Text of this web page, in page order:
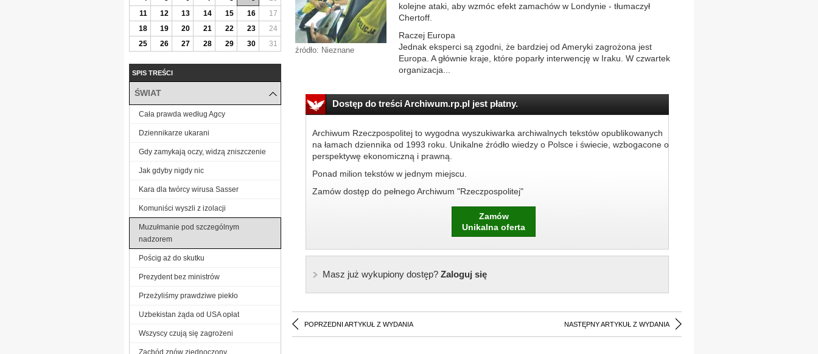
źródło: Nieznane
kolejne ataki, aby wzmóc efekt zamachów w Londynie - tłumaczył
Chertoff.
Raczej Europa
Jednak eksperci są zgodni, że bardziej od Ameryki zagrożona jest
Europa. A głównie kraje, które poparły interwencję w Iraku. W czwartek
organizacja...
Dostęp do treści Archiwum.rp.pl jest płatny.
Archiwum Rzeczpospolitej to wygodna wyszukiwarka archiwalnych tekstów opublikowanych
na łamach dziennika od 1993 roku. Unikalne źródło wiedzy o Polsce i świecie, wzbogacone o
perspektywę ekonomiczną i prawną.
Ponad milion tekstów w jednym miejscu.
Zamów dostęp do pełnego Archiwum "Rzeczpospolitej"
Zamów
Unikalna oferta
Masz już wykupiony dostęp?Zaloguj się
POPRZEDNI ARTYKUŁ Z WYDANIA NASTĘPNY ARTYKUŁ Z WYDANIA
11
12 13 14 15 16
17
18
19 20 21 22 23
24
25
26 27 28 29 30 31
SPIS TREŚCI
ŚWIAT
Cała prawda według Agcy
Dziennikarze ukarani
Gdy zamykają oczy, widzą zniszczenie
Jak gdyby nigdy nic
Kara dla twórcy wirusa Sasser
Komuniści wyszli z izolacji
Muzułmanie pod szczególnym
nadzorem
Pościg aż do skutku
Prezydent bez ministrów
Przeżyliśmy prawdziwe piekło
Uzbekistan żąda od USA opłat
Wszyscy czują się zagrożeni
Zachód znów zjednoczony